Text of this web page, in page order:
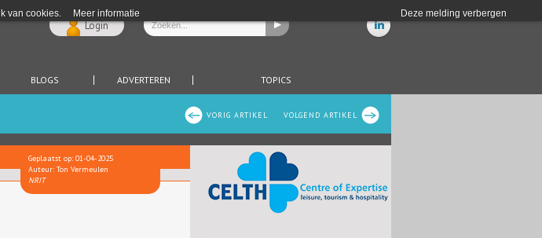
van cookies. Meer informatie Deze melding verbergen
Login
BLOGS ADVERTEREN TOPICS
VOLGEND ARTIKEL
VORIG ARTIKEL
Geplaatst op: 01-04-2025
Auteur: Ton Vermeulen
NRIT